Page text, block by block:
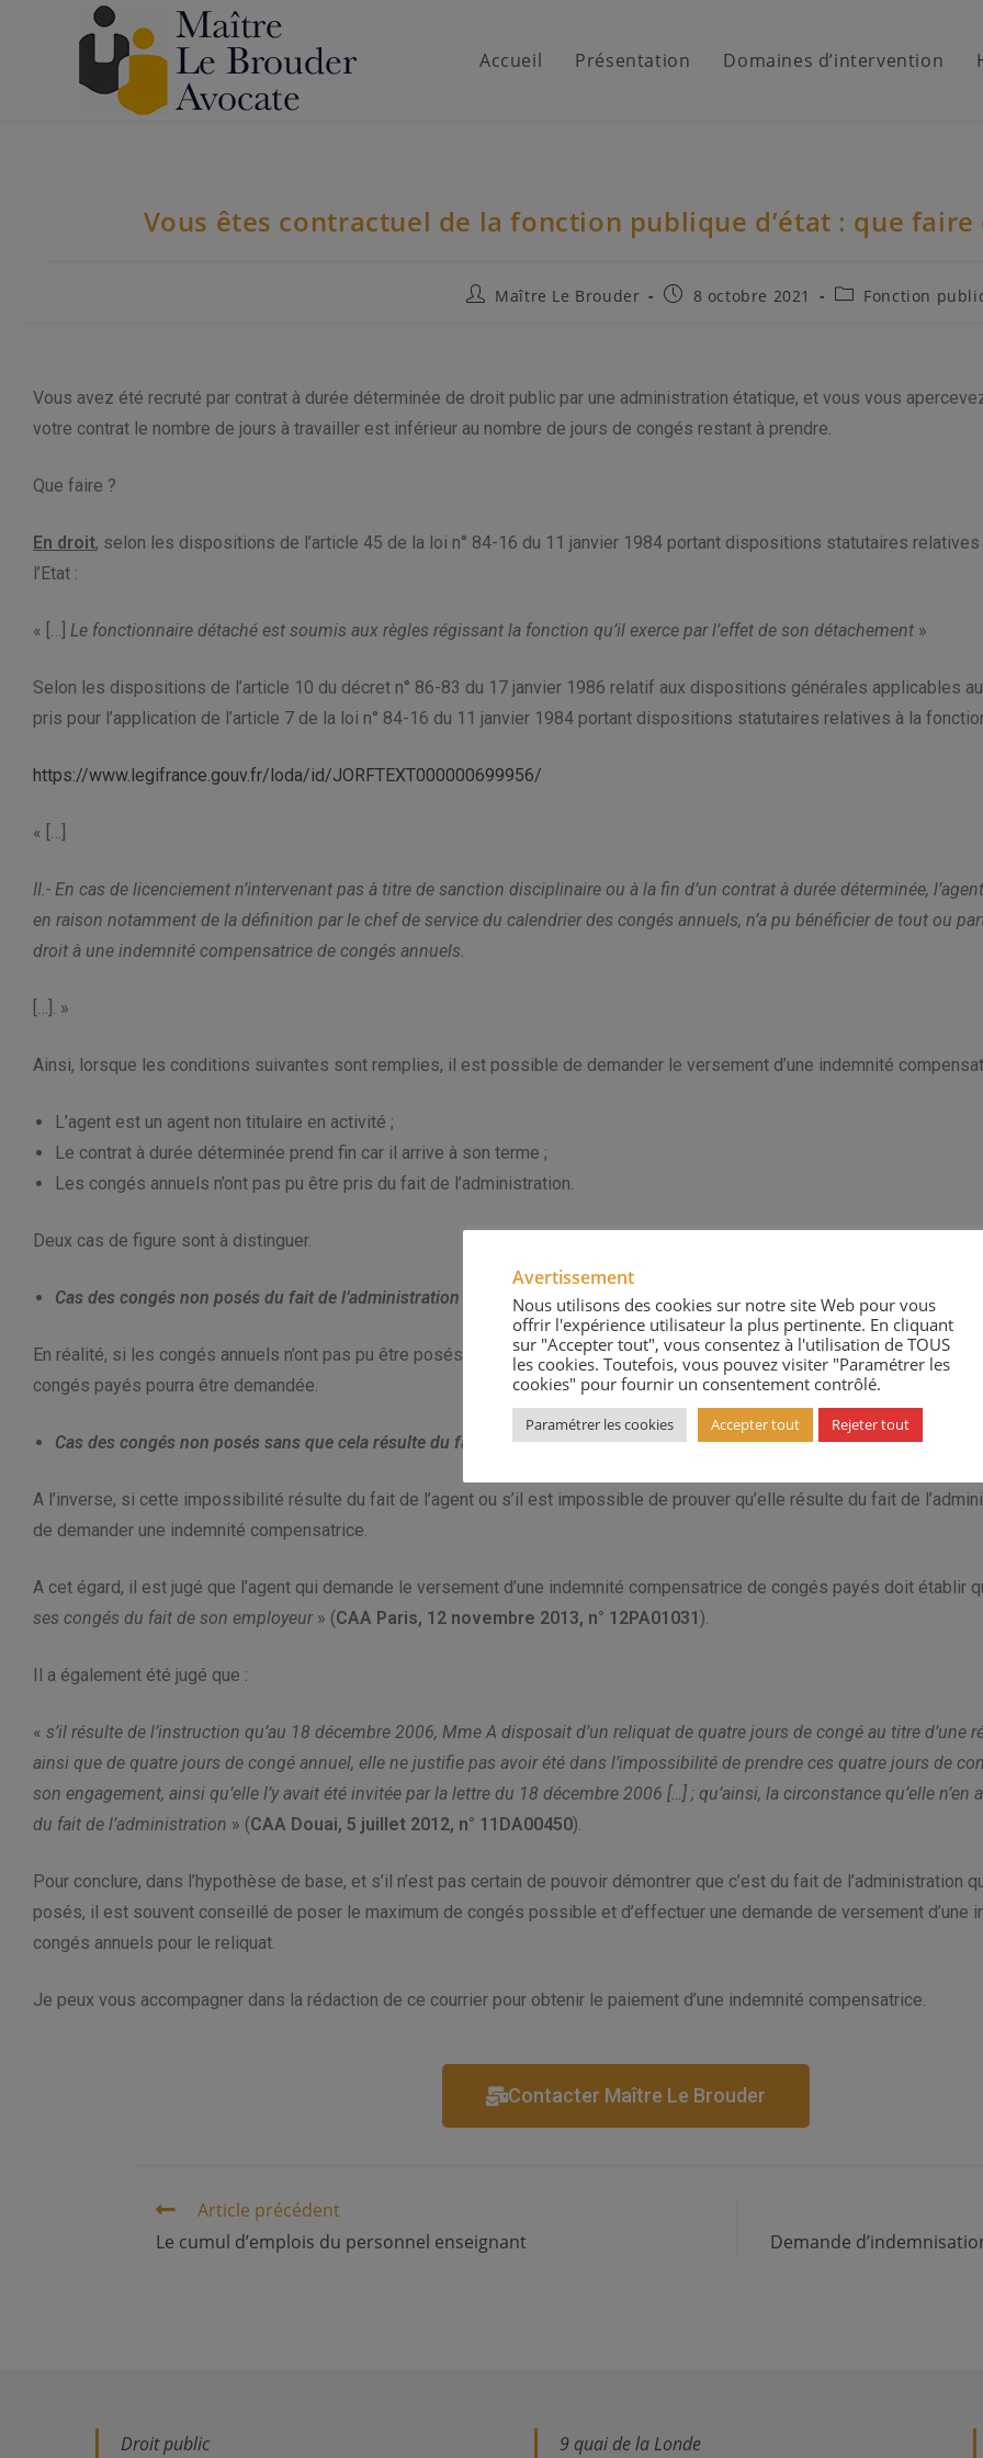
Accueil Présentation Domaines d’intervention
Vous êtes contractuel de la fonction publique d’état : que faire
Maître Le Brouder 8 octobre 2021 Fonction
Vous avez été recruté par contrat à durée déterminée de droit public par une administration étatique, et vous vous
votre contrat le nombre de jours à travailler est inférieur au nombre de jours de congés restant à prendre.
Que faire ?
En droit, selon les dispositions de l’article 45 de la loi n° 84-16 du 11 janvier 1984 portant dispositions statutaires
l’Etat :
« […] Le fonctionnaire détaché est soumis aux règles régissant la fonction qu’il exerce par l’effet de son détachement »
Selon les dispositions de l’article 10 du décret n° 86-83 du 17 janvier 1986 relatif aux dispositions générales applicables
pris pour l’application de l’article 7 de la loi n° 84-16 du 11 janvier 1984 portant dispositions statutaires relatives à la
https://www.legifrance.gouv.fr/loda/id/JORFTEXT000000699956/
« […]
II.- En cas de licenciement n’intervenant pas à titre de sanction disciplinaire ou à la fin d’un contrat à durée déterminée,
en raison notamment de la définition par le chef de service du calendrier des congés annuels, n’a pu bénéficier de tout ou
droit à une indemnité compensatrice de congés annuels.
[…]. »
Ainsi, lorsque les conditions suivantes sont remplies, il est possible de demander le versement d’une indemnité
L’agent est un agent non titulaire en activité ;
Le contrat à durée déterminée prend fin car il arrive à son terme ;
Les congés annuels n’ont pas pu être pris du fait de l’administration.
Deux cas de figure sont à distinguer.
Cas des congés non posés du fait de l’administration
En réalité, si les congés annuels n’ont pas pu être posés et que cette impossibilité résulte du fait de l’administration, une
congés payés pourra être demandée.
Cas des congés non posés sans que cela résulte du fait de l’administration
A l’inverse, si cette impossibilité résulte du fait de l’agent ou s’il est impossible de prouver qu’elle résulte du fait de
de demander une indemnité compensatrice.
A cet égard, il est jugé que l’agent qui demande le versement d’une indemnité compensatrice de congés payés doit établir
ses congés du fait de son employeur» (CAA Paris, 12 novembre 2013, n° 12PA01031).
Il a également été jugé que :
« s’il résulte de l’instruction qu’au 18 décembre 2006, Mme A disposait d’un reliquat de quatre jours de congé au titre d’une
ainsi que de quatre jours de congé annuel, elle ne justifie pas avoir été dans l’impossibilité de prendre ces quatre jours de
son engagement, ainsi qu’elle l’y avait été invitée par la lettre du 18 décembre 2006 […] ; qu’ainsi, la circonstance qu’elle n’en
du fait de l’administration » (CAA Douai, 5 juillet 2012, n° 11DA00450).
Pour conclure, dans l’hypothèse de base, et s’il n’est pas certain de pouvoir démontrer que c’est du fait de l’administration
posés, il est souvent conseillé de poser le maximum de congés possible et d’effectuer une demande de versement d’une
congés annuels pour le reliquat.
Je peux vous accompagner dans la rédaction de ce courrier pour obtenir le paiement d’une indemnité compensatrice.
Contacter Maître Le Brouder
Article précédent
Le cumul d’emplois du personnel enseignant
Demande
Droit public 9 quai de la Londe
Avertissement
Nous utilisons des cookies sur notre site Web pour vous
offrir l'expérience utilisateur la plus pertinente. En cliquant
sur "Accepter tout", vous consentez à l'utilisation de TOUS
les cookies. Toutefois, vous pouvez visiter "Paramétrer les
cookies" pour fournir un consentement contrôlé.
Paramétrer les cookies Accepter tout Rejeter tout